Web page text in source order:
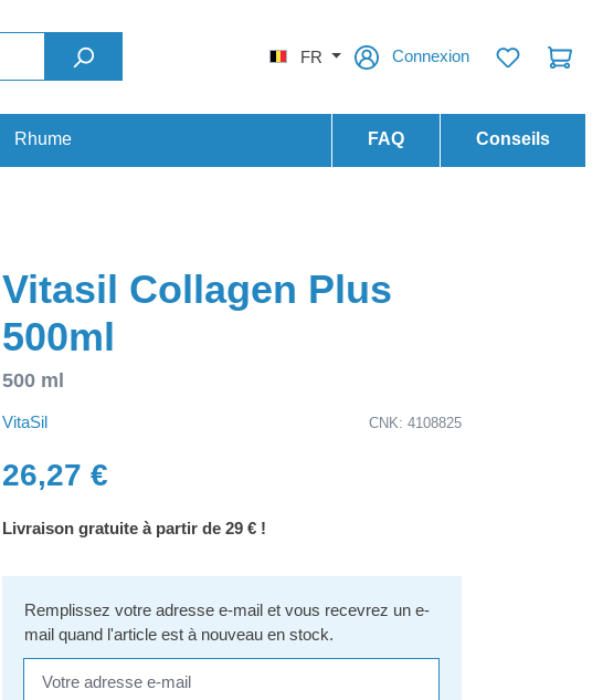
FR
Connexion
Rhume FAQ Conseils
Vitasil Collagen Plus
500ml
500 ml
VitaSil CNK: 4108825
26,27 €
Livraison gratuite à partir de 29 € !
Remplissez votre adresse e-mail et vous recevrez un e-
mail quand l'article est à nouveau en stock.